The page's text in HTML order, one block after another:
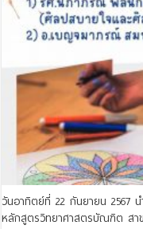
วันอาทิตย์ที่ 22 กันยายน 2567
หลักสูตรวิทยาศาสตรบัณฑิต สาข